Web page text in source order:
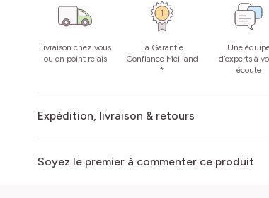
Livraison chez vous
ou en point relais
La Garantie
Confiance Meilland
*
Une
d’experts à
écoute
Expédition, livraison & retours
Soyez le premier à commenter ce produit